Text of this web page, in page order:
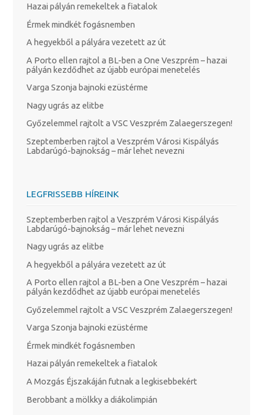
Hazai pályán remekeltek a fiatalok
Érmek mindkét fogásnemben
A hegyekből a pályára vezetett az út
A Porto ellen rajtol a BL-ben a One Veszprém – hazai
pályán kezdődhet az újabb európai menetelés
Varga Szonja bajnoki ezüstérme
Nagy ugrás az elitbe
Győzelemmel rajtolt a VSC Veszprém Zalaegerszegen!
Szeptemberben rajtol a Veszprém Városi Kispályás
Labdarúgó-bajnokság – már lehet nevezni
LEGFRISSEBB HÍREINK
Szeptemberben rajtol a Veszprém Városi Kispályás
Labdarúgó-bajnokság – már lehet nevezni
Nagy ugrás az elitbe
A hegyekből a pályára vezetett az út
A Porto ellen rajtol a BL-ben a One Veszprém – hazai
pályán kezdődhet az újabb európai menetelés
Győzelemmel rajtolt a VSC Veszprém Zalaegerszegen!
Varga Szonja bajnoki ezüstérme
Érmek mindkét fogásnemben
Hazai pályán remekeltek a fiatalok
A Mozgás Éjszakáján futnak a legkisebbekért
Berobbant a mölkky a diákolimpián